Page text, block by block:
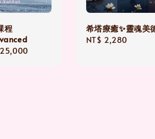
程
希塔療癒✨靈魂美
Regular
NT$ 2,280